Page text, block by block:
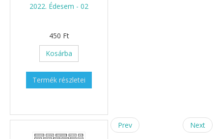
2022. Édesem - 02
450 Ft
Kosárba
Termék részletei
Prev Next